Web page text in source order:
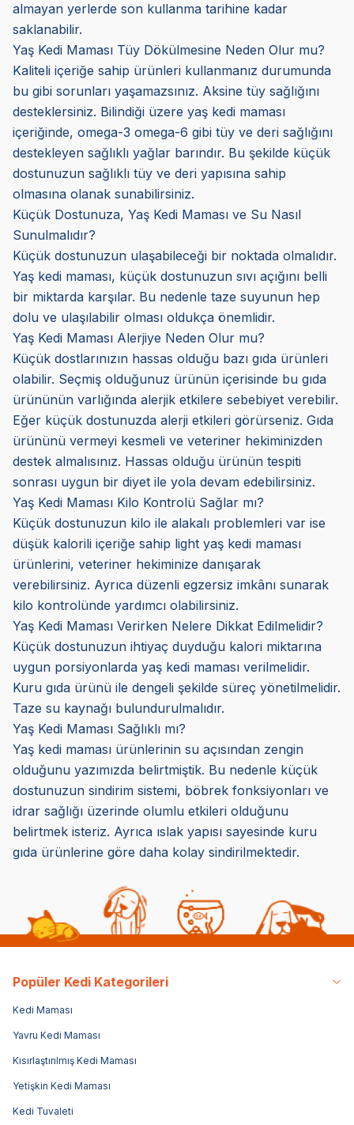
almayan yerlerde son kullanma tarihine kadar
saklanabilir.
Yaş Kedi Maması Tüy Dökülmesine Neden Olur mu?
Kaliteli içeriğe sahip ürünleri kullanmanız durumunda
bu gibi sorunları yaşamazsınız. Aksine tüy sağlığını
desteklersiniz. Bilindiği üzere yaş kedi maması
içeriğinde, omega-3 omega-6 gibi tüy ve deri sağlığını
destekleyen sağlıklı yağlar barındır. Bu şekilde küçük
dostunuzun sağlıklı tüy ve deri yapısına sahip
olmasına olanak sunabilirsiniz.
Küçük Dostunuza, Yaş Kedi Maması ve Su Nasıl
Sunulmalıdır?
Küçük dostunuzun ulaşabileceği bir noktada olmalıdır.
Yaş kedi maması, küçük dostunuzun sıvı açığını belli
bir miktarda karşılar. Bu nedenle taze suyunun hep
dolu ve ulaşılabilir olması oldukça önemlidir.
Yaş Kedi Maması Alerjiye Neden Olur mu?
Küçük dostlarınızın hassas olduğu bazı gıda ürünleri
olabilir. Seçmiş olduğunuz ürünün içerisinde bu gıda
ürününün varlığında alerjik etkilere sebebiyet verebilir.
Eğer küçük dostunuzda alerji etkileri görürseniz. Gıda
ürününü vermeyi kesmeli ve veteriner hekiminizden
destek almalısınız. Hassas olduğu ürünün tespiti
sonrası uygun bir diyet ile yola devam edebilirsiniz.
Yaş Kedi Maması Kilo Kontrolü Sağlar mı?
Küçük dostunuzun kilo ile alakalı problemleri var ise
düşük kalorili içeriğe sahip light yaş kedi maması
ürünlerini, veteriner hekiminize danışarak
verebilirsiniz. Ayrıca düzenli egzersiz imkânı sunarak
kilo kontrolünde yardımcı olabilirsiniz.
Yaş Kedi Maması Verirken Nelere Dikkat Edilmelidir?
Küçük dostunuzun ihtiyaç duyduğu kalori miktarına
uygun porsiyonlarda yaş kedi maması verilmelidir.
Kuru gıda ürünü ile dengeli şekilde süreç yönetilmelidir.
Taze su kaynağı bulundurulmalıdır.
Yaş Kedi Maması Sağlıklı mı?
Yaş kedi maması ürünlerinin su açısından zengin
olduğunu yazımızda belirtmiştik. Bu nedenle küçük
dostunuzun sindirim sistemi, böbrek fonksiyonları ve
idrar sağlığı üzerinde olumlu etkileri olduğunu
belirtmek isteriz. Ayrıca ıslak yapısı sayesinde kuru
gıda ürünlerine göre daha kolay sindirilmektedir.
Popüler Kedi Kategorileri
Kedi Maması
Yavru Kedi Maması
Kısırlaştırılmış Kedi Maması
Yetişkin Kedi Maması
Kedi Tuvaleti